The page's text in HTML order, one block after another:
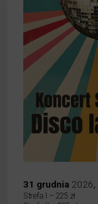
31 grudnia 2026,
Strefa I – 225 zł